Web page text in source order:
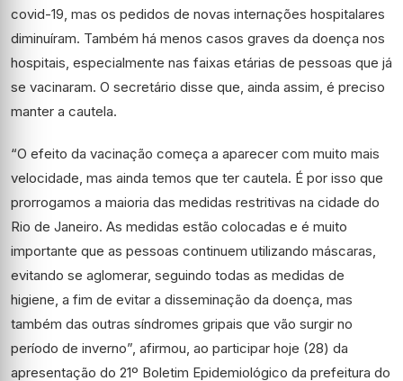
covid-19, mas os pedidos de novas internações hospitalares
diminuíram. Também há menos casos graves da doença nos
hospitais, especialmente nas faixas etárias de pessoas que já
se vacinaram. O secretário disse que, ainda assim, é preciso
manter a cautela.
“O efeito da vacinação começa a aparecer com muito mais
velocidade, mas ainda temos que ter cautela. É por isso que
prorrogamos a maioria das medidas restritivas na cidade do
Rio de Janeiro. As medidas estão colocadas e é muito
importante que as pessoas continuem utilizando máscaras,
evitando se aglomerar, seguindo todas as medidas de
higiene, a fim de evitar a disseminação da doença, mas
também das outras síndromes gripais que vão surgir no
período de inverno”, afirmou, ao participar hoje (28) da
apresentação do 21º Boletim Epidemiológico da prefeitura do